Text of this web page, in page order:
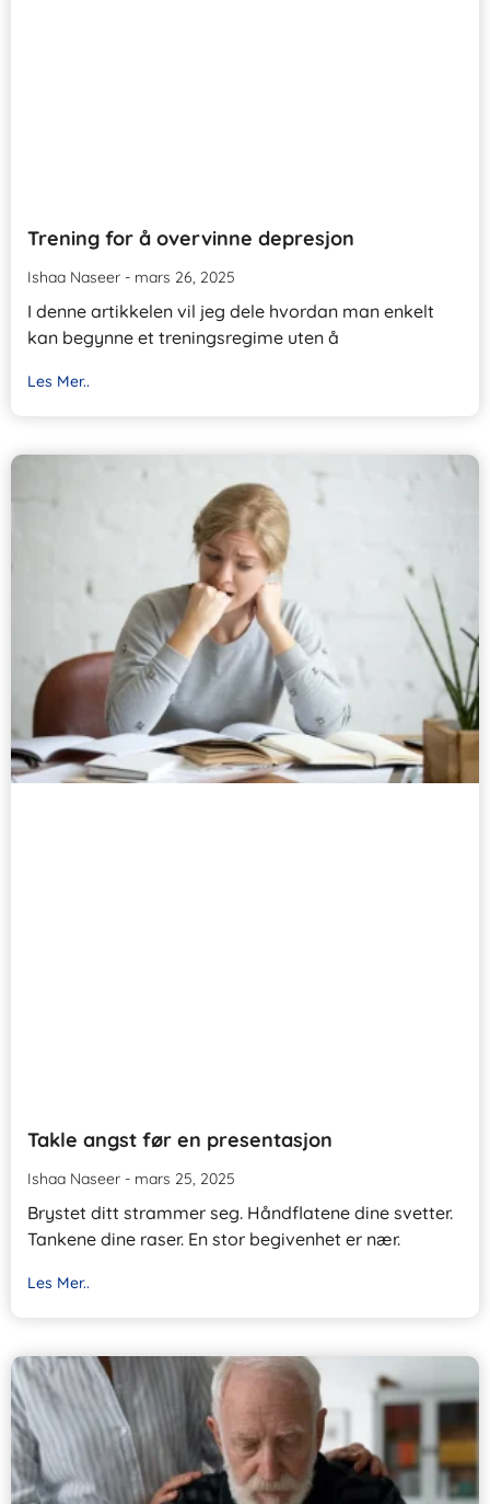
Trening for å overvinne depresjon
Ishaa Naseer mars 26, 2025
I denne artikkelen vil jeg dele hvordan man enkelt
kan begynne et treningsregime uten å
Les Mer..
Takle angst før en presentasjon
Ishaa Naseer mars 25, 2025
Brystet ditt strammer seg. Håndflatene dine svetter.
Tankene dine raser. En stor begivenhet er nær.
Les Mer..